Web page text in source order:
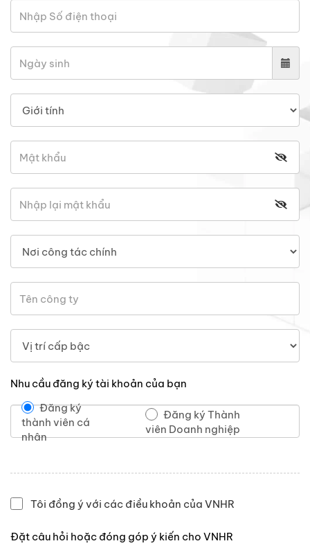
Nhu cầu đăng ký tài khoản của bạn
Đăng ký
thành viên cá
nhân
Đăng ký Thành
viên Doanh nghiệp
Tôi đồng ý với các điều khoản của VNHR
Đặt câu hỏi hoặc đóng góp ý kiến cho VNHR